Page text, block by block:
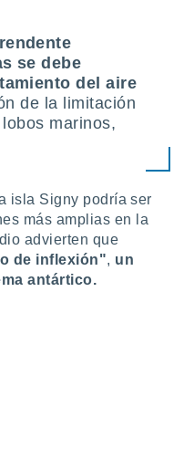
se debe
del aire
de la limitación
marinos,
isla Signy podría ser
más amplias en la
advierten que
de inflexión", un
antártico.